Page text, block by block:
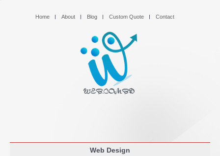
Home About Blog Custom Quote Contact
Web Design